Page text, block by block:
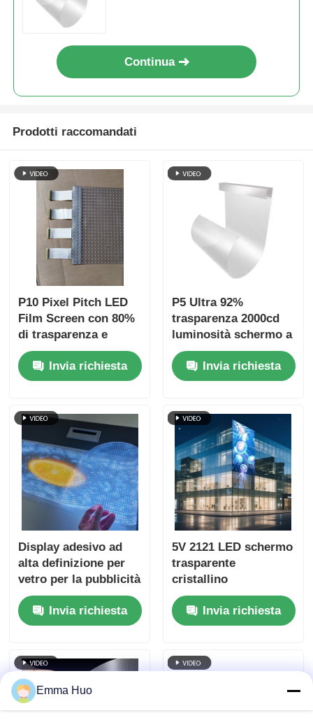
Continua
Prodotti raccomandati
P10 Pixel Pitch LED
Film Screen con 80%
di trasparenza e
300W di potenza
massima per la
pubblicità del centro
Invia richiesta
P5 Ultra 92%
trasparenza 2000cd
luminosità schermo a
pellicola a LED per
mostre e pubblicità in
vetrina
Invia richiesta
Display adesivo ad
alta definizione per
vetro per la pubblicità
nei negozi al
dettaglioInvia richiesta
5V 2121 LED schermo
trasparente
cristallino
trasparente schermo
multimediale digitale
per il commercio al
centro espositivo
aeroporto terminale e
Invia richiesta
Emma Huo